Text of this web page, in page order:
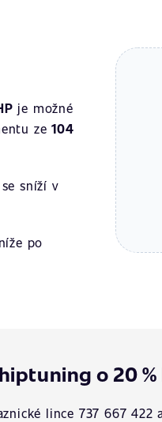
je možné
ze104
sníží v
po
o 20
lince 737 667 422